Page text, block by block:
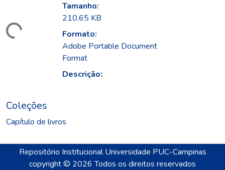
Tamanho:
210.65 KB
Formato:
Adobe Portable Document
Format
Descrição:
Coleções
Capítulo de livros
Repositório Institucional Universidade PUC-Campinas
copyright © 2026Todos os direitos reservados